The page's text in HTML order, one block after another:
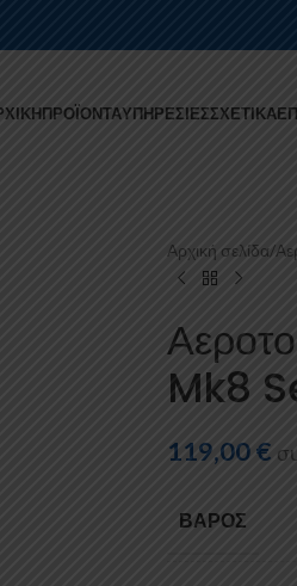
ΠΡΟΪΌΝΤΑΥΠΗΡΕΣΊΕΣΣΧΕΤΙΚΆ
Αρχική σελίδα/
Mk8
119,00€
ΒΆΡΟΣ